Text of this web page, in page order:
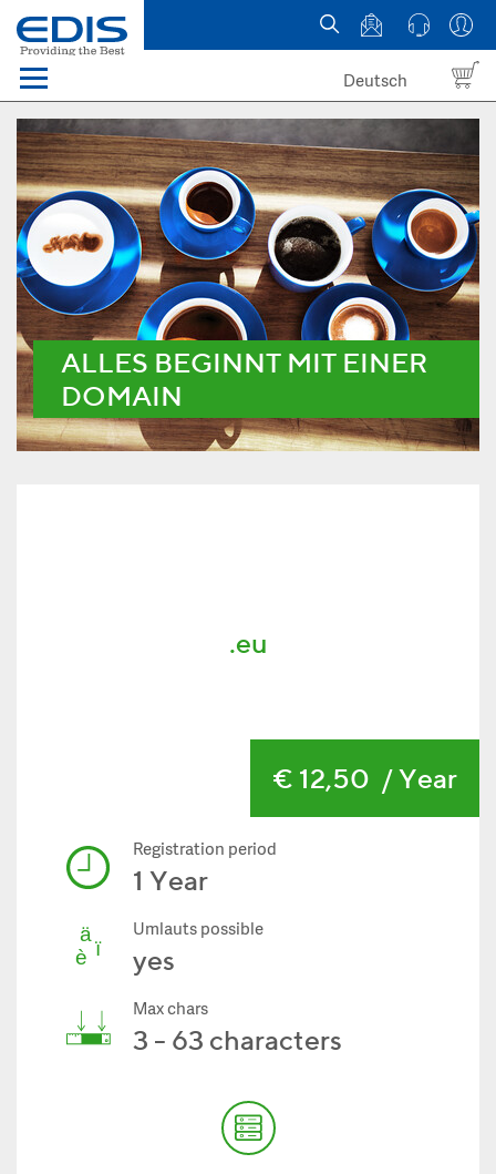
Menü
Domain names
Hosting
News
about EDIS
Deutsch
ALLES BEGINNT MIT EINER
DOMAIN
.eu
€ 12,50 / Year
Registration period
1 Year
Umlauts possible
yes
Max chars
3 - 63 characters